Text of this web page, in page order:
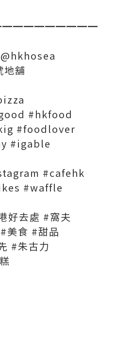
地舖
#hkfood
#foodlover
#igable
#cafehk
#waffle
好去處 #窩夫
美食 #甜品
#朱古力